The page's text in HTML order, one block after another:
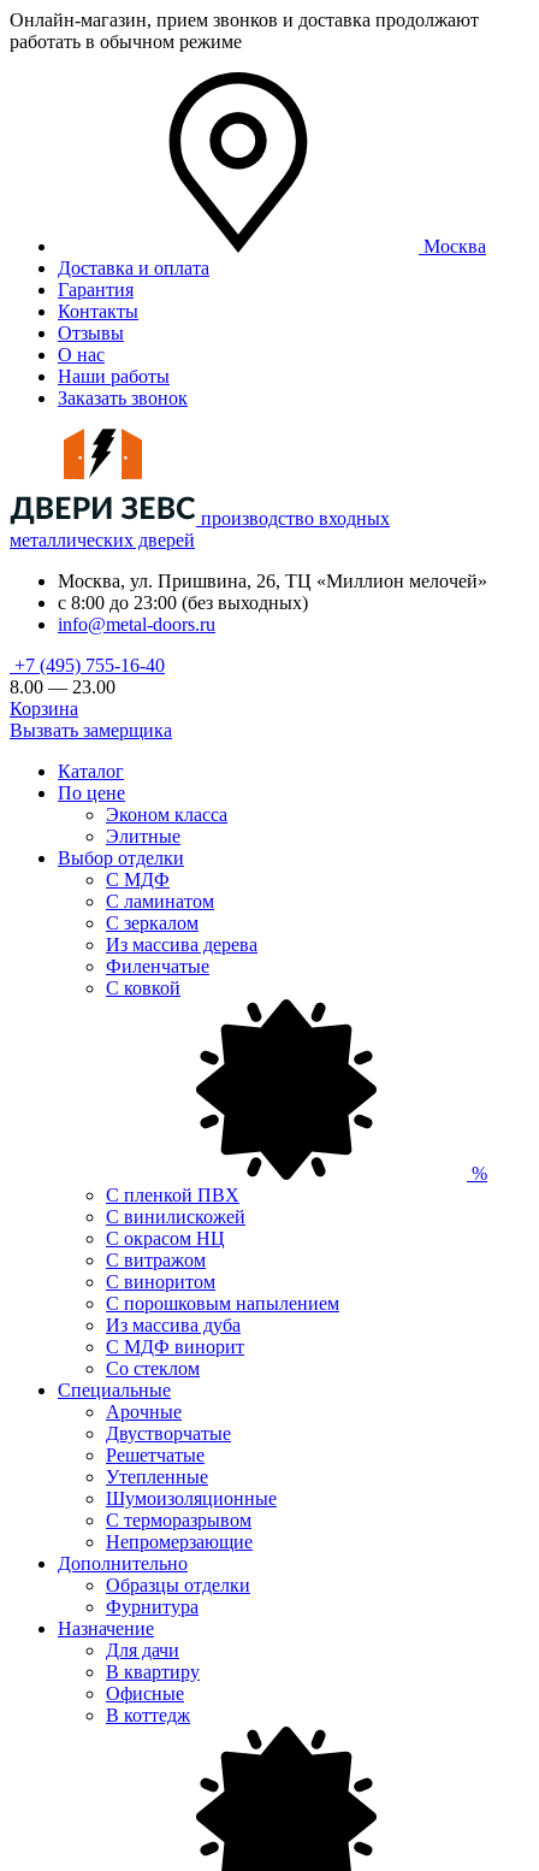
Онлайн-магазин, прием звонков и доставка продолжают
работать в обычном режиме
Москва
Доставка и оплата
Гарантия
Контакты
Отзывы
О нас
Наши работы
Заказать звонок
производство входных
металлических дверей
Москва, ул. Пришвина, 26, ТЦ «Миллион мелочей»
с 8:00 до 23:00 (без выходных)
info@metal-doors.ru
+7 (495) 755-16-40
8.00 — 23.00
Корзина
Вызвать замерщика
Каталог
По цене
Эконом класса
Элитные
Выбор отделки
С МДФ
С ламинатом
С зеркалом
Из массива дерева
Филенчатые
С ковкой
%
С пленкой ПВХ
С винилискожей
С окрасом НЦ
С витражом
С виноритом
С порошковым напылением
Из массива дуба
С МДФ винорит
Со стеклом
Специальные
Арочные
Двустворчатые
Решетчатые
Утепленные
Шумоизоляционные
С терморазрывом
Непромерзающие
Дополнительно
Образцы отделки
Фурнитура
Назначение
Для дачи
В квартиру
Офисные
В коттедж